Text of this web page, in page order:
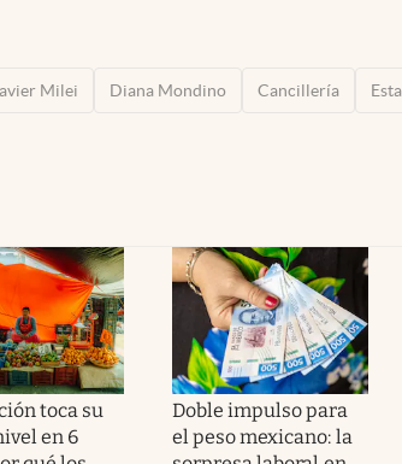
Milei Diana Mondino Cancillería
toca su
en 6
Doble impulso para
el peso mexicano: la